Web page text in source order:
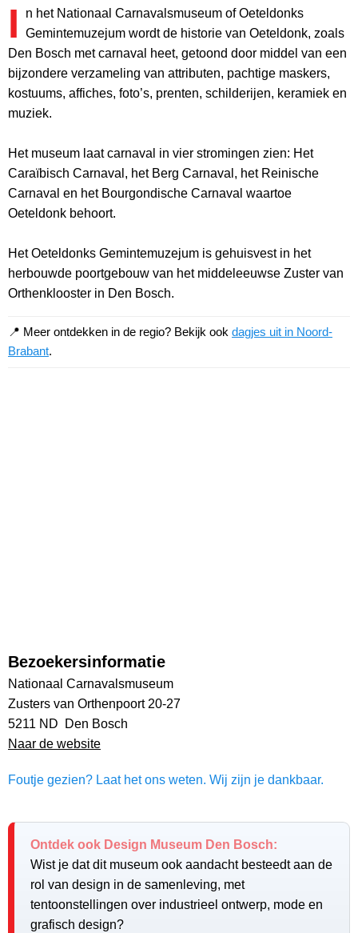
I
n het Nationaal Carnavalsmuseum of Oeteldonks
Gemintemuzejum wordt de historie van Oeteldonk, zoals
Den Bosch met carnaval heet, getoond door middel van een
bijzondere verzameling van attributen, pachtige maskers,
kostuums, affiches, foto’s, prenten, schilderijen, keramiek en
muziek.
Het museum laat carnaval in vier stromingen zien: Het
Caraïbisch Carnaval, het Berg Carnaval, het Reinische
Carnaval en het Bourgondische Carnaval waartoe
Oeteldonk behoort.
Het Oeteldonks Gemintemuzejum is gehuisvest in het
herbouwde poortgebouw van het middeleeuwse Zuster van
Orthenklooster in Den Bosch.
📍 Meer ontdekken in de regio? Bekijk ook dagjes uit in Noord-
Brabant.
Bezoekersinformatie
Nationaal Carnavalsmuseum
Zusters van Orthenpoort 20-27
5211 ND Den Bosch
Naar de website
Foutje gezien? Laat het ons weten. Wij zijn je dankbaar.
Ontdek ook Design Museum Den Bosch:
Wist je dat dit museum ook aandacht besteedt aan de
rol van design in de samenleving, met
tentoonstellingen over industrieel ontwerp, mode en
grafisch design?